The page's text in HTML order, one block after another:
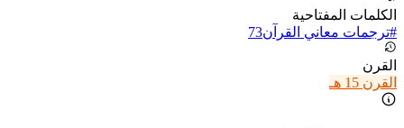
الكلمات المفتاحية
#ترجمات معاني القرآن73
القرن
القرن 15 هـ